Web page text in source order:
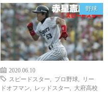
野球
2020.06.10
スピードスター
プロ野球
リー
ドオフマン
レッドスター 大府高校